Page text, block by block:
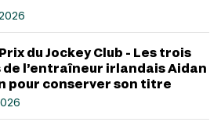
du Jockey Club - Les trois
l’entraîneur irlandais Aidan
pour conserver son titre